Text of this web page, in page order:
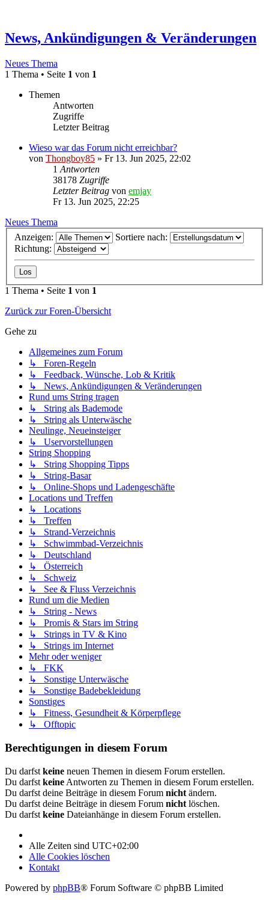
News, Ankündigungen & Veränderungen
Neues Thema
1 Thema • Seite 1 von 1
Themen
Antworten
Zugriffe
Letzter Beitrag
Wieso war das Forum nicht erreichbar?
von Thongboy85 » Fr 13. Jun 2025, 22:02
1 Antworten
38178 Zugriffe
Letzter Beitrag von emjay
Fr 13. Jun 2025, 22:25
Neues Thema
Anzeigen:
Sortiere nach:
Richtung:
1 Thema • Seite 1 von 1
Zurück zur Foren-Übersicht
Gehe zu
Allgemeines zum Forum
↳ Foren-Regeln
↳ Feedback, Wünsche, Lob & Kritik
↳ News, Ankündigungen & Veränderungen
Rund ums String tragen
↳ String als Bademode
↳ String als Unterwäsche
Neulinge, Neueinsteiger
↳ Uservorstellungen
String Shopping
↳ String Shopping Tipps
↳ String-Basar
↳ Online-Shops und Ladengeschäfte
Locations und Treffen
↳ Locations
↳ Treffen
↳ Strand-Verzeichnis
↳ Schwimmbad-Verzeichnis
↳ Deutschland
↳ Österreich
↳ Schweiz
↳ See & Fluss Verzeichnis
Rund um die Medien
↳ String - News
↳ Promis & Stars im String
↳ Strings in TV & Kino
↳ Strings im Internet
Mehr oder weniger
↳ FKK
↳ Sonstige Unterwäsche
↳ Sonstige Badebekleidung
Sonstiges
↳ Fitness, Gesundheit & Körperpflege
↳ Offtopic
Berechtigungen in diesem Forum
Du darfst keine neuen Themen in diesem Forum erstellen.
Du darfst keine Antworten zu Themen in diesem Forum erstellen.
Du darfst deine Beiträge in diesem Forum nicht ändern.
Du darfst deine Beiträge in diesem Forum nicht löschen.
Du darfst keine Dateianhänge in diesem Forum erstellen.
Alle Zeiten sind UTC+02:00
Alle Cookies löschen
Kontakt
Powered by phpBB® Forum Software © phpBB Limited